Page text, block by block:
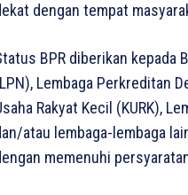
dengan tempat
BPR diberikan kepada
Lembaga Perkreditan
Rakyat Kecil (KURK),
atau lembaga-lembaga
memenuhi